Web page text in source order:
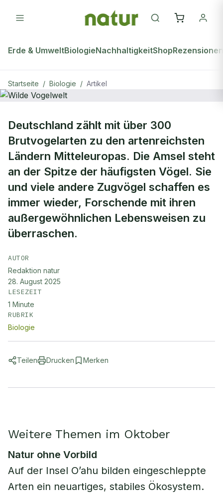
Erde & UmweltBiologieNachhaltigkeitShopRezensionen
Startseite / Biologie / Artikel
Wilde Vogelwelt
Deutschland zählt mit über 300
Brutvogelarten zu den artenreichsten
Ländern Mitteleuropas. Die Amsel steht
an der Spitze der häufigsten Vögel. Sie
und viele andere Zugvögel schaffen es
immer wieder, Forschende mit ihren
außergewöhnlichen Lebensweisen zu
überraschen.
AUTOR
Redaktion natur
28. August 2025
LESEZEIT
1 Minute
RUBRIK
Biologie
Teilen Drucken Merken
Weitere Themen im Oktober
Natur ohne Vorbild
Auf der Insel O’ahu bilden eingeschleppte
Arten ein neuartiges, stabiles Ökosystem.